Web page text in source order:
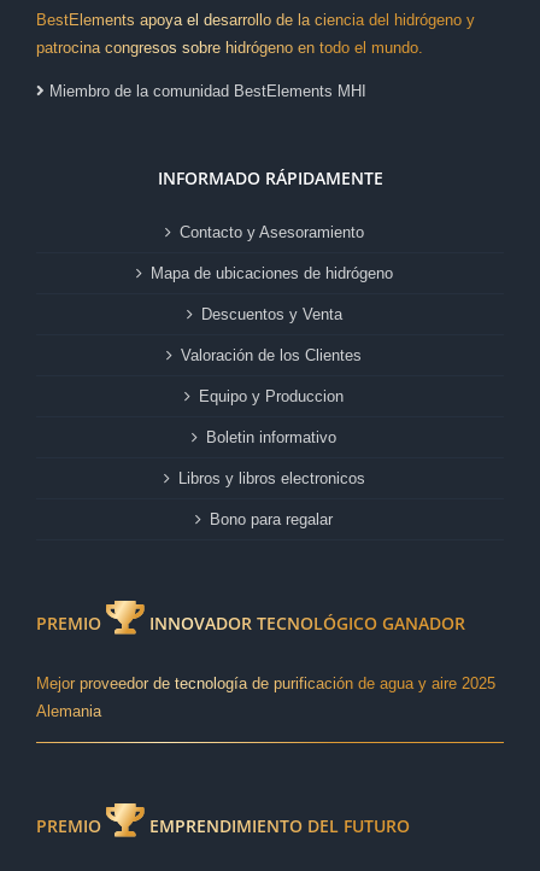
BestElements apoya el desarrollo de la ciencia del hidrógeno y
patrocina congresos sobre hidrógeno en todo el mundo.
Miembro de la comunidad BestElements MHI
INFORMADO RÁPIDAMENTE
Contacto y Asesoramiento
Mapa de ubicaciones de hidrógeno
Descuentos y Venta
Valoración de los Clientes
Equipo y Produccion
Boletin informativo
Libros y libros electronicos
Bono para regalar
PREMIO INNOVADOR TECNOLÓGICO GANADOR
Mejor proveedor de tecnología de purificación de agua y aire 2025
Alemania
PREMIO EMPRENDIMIENTO DEL FUTURO